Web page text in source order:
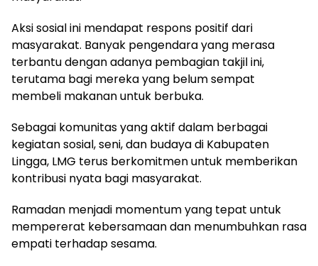
Aksi sosial ini mendapat respons positif dari
masyarakat. Banyak pengendara yang merasa
terbantu dengan adanya pembagian takjil ini,
terutama bagi mereka yang belum sempat
membeli makanan untuk berbuka.
Sebagai komunitas yang aktif dalam berbagai
kegiatan sosial, seni, dan budaya di Kabupaten
Lingga, LMG terus berkomitmen untuk memberikan
kontribusi nyata bagi masyarakat.
Ramadan menjadi momentum yang tepat untuk
mempererat kebersamaan dan menumbuhkan rasa
empati terhadap sesama.